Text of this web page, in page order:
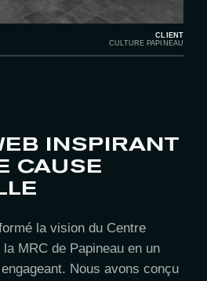
CLIENT
CULTURE PAPINEAU
INSPIRANT
CAUSE
la vision du Centre
MRC de Papineau en un
Nous avons conçu